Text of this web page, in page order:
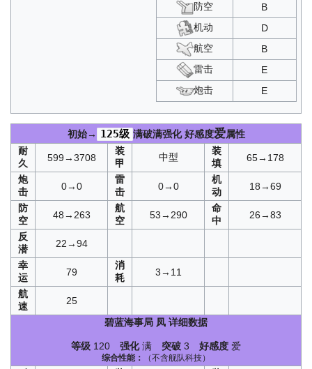
防空
B
机动
D
航空
B
雷击
E
炮击
E
初始→ 125级 满破满强化好感度爱属性
耐
久
599→3708
装
甲
中型
装
填
65→178
炮
击
0→0
雷
击
0→0
机
动
18→69
防
空
48→263
航
空
53→290
命
中
26→83
反
潜
22→94
幸
运
79
消
耗
3→11
航
速
25
碧蓝海事局 凤 详细数据
等级 120 强化满 突破 3 好感度 爱
综合性能： （不含舰队科技）